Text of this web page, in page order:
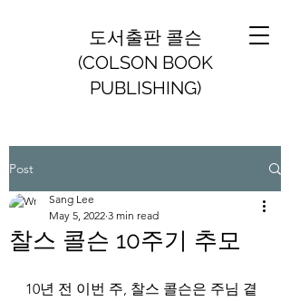
도서출판 콜슨
(COLSON BOOK
PUBLISHING)
Post
찰스 콜슨 10주기 추모
Sang Lee
May 5, 2022 3 min read
10년 전 이번 주, 찰스 콜슨은 주님 곁